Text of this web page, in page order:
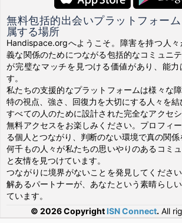
無料包括的出会いプラットフォー
属する場所
Handispace.orgへようこそ。障害を持つ人
義な関係のためにつながる包括的なコミュニ
が完璧なマッチを見つける価値があり、能力
す。
私たちの支援的なプラットフォームは様々な
特の視点、強さ、回復力を大切にする人々を結
すべての人のために設計された完全なアクセ
無料アクセスをお楽しみください。プロフィ
る個人とつながり、判断のない環境で真の関係
何千もの人々が私たちの思いやりのあるコミ
と友情を見つけています。
つながりに境界がないことを発見してくださ
解あるパートナーが、あなたという素晴らし
ています。
© 2026 Copyright ISN Connect. All